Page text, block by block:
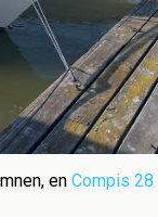
en Compis 28